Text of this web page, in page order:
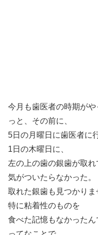
今月も歯医者の時期がや
っと、その前に、
5日の月曜日に歯医者に
1日の木曜日に、
左の上の歯の銀歯が取れ
気がついたらなかった。
取れた銀歯も見つかりま
特に粘着性のものを
食べた記憶もなかったん